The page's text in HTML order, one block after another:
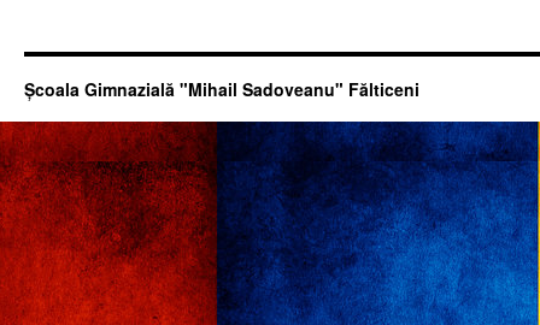
Şcoala Gimnazială "Mihail Sadoveanu" Fălticeni